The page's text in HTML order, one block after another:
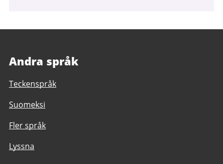
Andra språk
Teckenspråk
Suomeksi
Fler språk
Lyssna